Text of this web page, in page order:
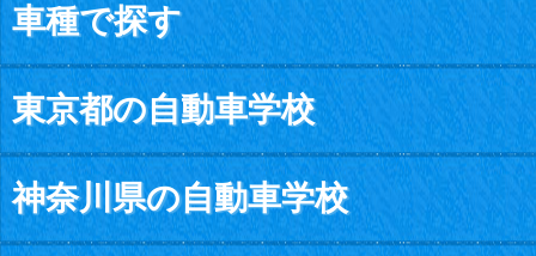
車種で探す
東京都の自動車学校
神奈川県の自動車学校